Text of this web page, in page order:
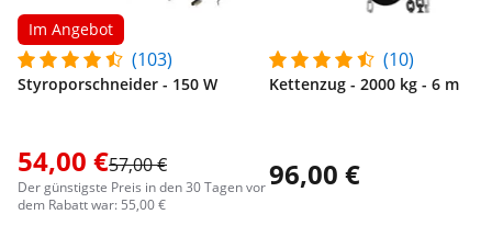
Im Angebot
(103)
Styroporschneider - 150 W
54,00 €57,00 €
Der günstigste Preis in den 30 Tagen vor
dem Rabatt war: 55,00 €
(10)
Kettenzug - 2000 kg - 6 m
96,00 €